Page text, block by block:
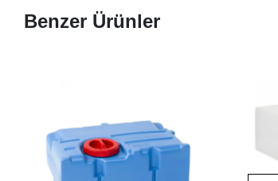
Benzer Ürünler